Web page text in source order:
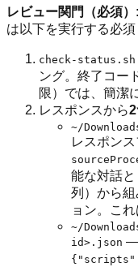
レビュー関門（必須）
は以下を実行する必須
check-
ング。終了コー
限）では、簡潔
レスポンスから
~/
レスポン
能な対話
列）から
ョン。こ
~/
id>.json —